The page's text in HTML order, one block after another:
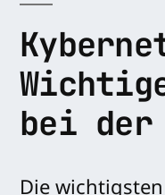
bei der
Die